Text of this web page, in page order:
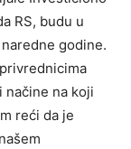
RS, budu u
godine.
na koji
reći da je